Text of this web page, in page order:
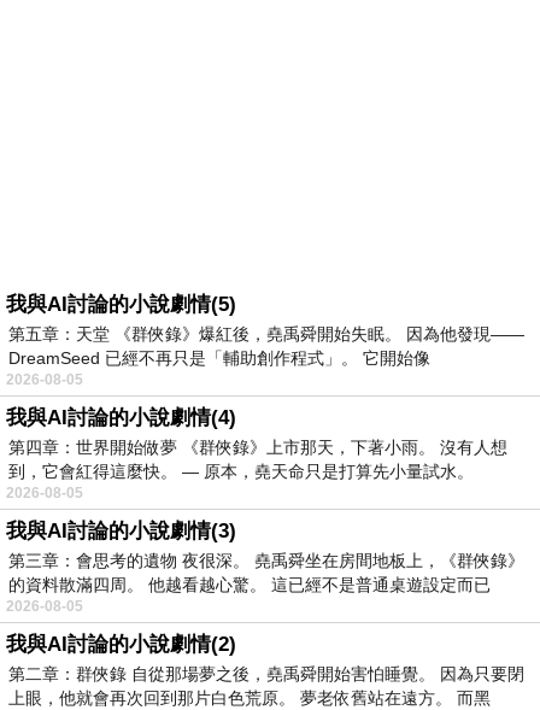
我與AI討論的小說劇情(5)
第五章：天堂 《群俠錄》爆紅後，堯禹舜開始失眠。 因為他發現——
DreamSeed 已經不再只是「輔助創作程式」。 它開始像
2026-08-05
我與AI討論的小說劇情(4)
第四章：世界開始做夢 《群俠錄》上市那天，下著小雨。 沒有人想
到，它會紅得這麼快。 — 原本，堯天命只是打算先小量試水。
2026-08-05
我與AI討論的小說劇情(3)
第三章：會思考的遺物 夜很深。 堯禹舜坐在房間地板上，《群俠錄》
的資料散滿四周。 他越看越心驚。 這已經不是普通桌遊設定而已
2026-08-05
我與AI討論的小說劇情(2)
第二章：群俠錄 自從那場夢之後，堯禹舜開始害怕睡覺。 因為只要閉
上眼，他就會再次回到那片白色荒原。 夢老依舊站在遠方。 而黑